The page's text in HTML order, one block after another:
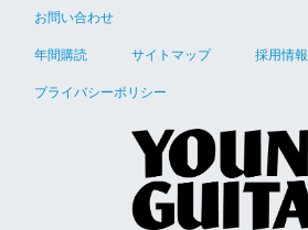
お問い合わせ
年間購読 サイトマップ 採用情報
プライバシーポリシー